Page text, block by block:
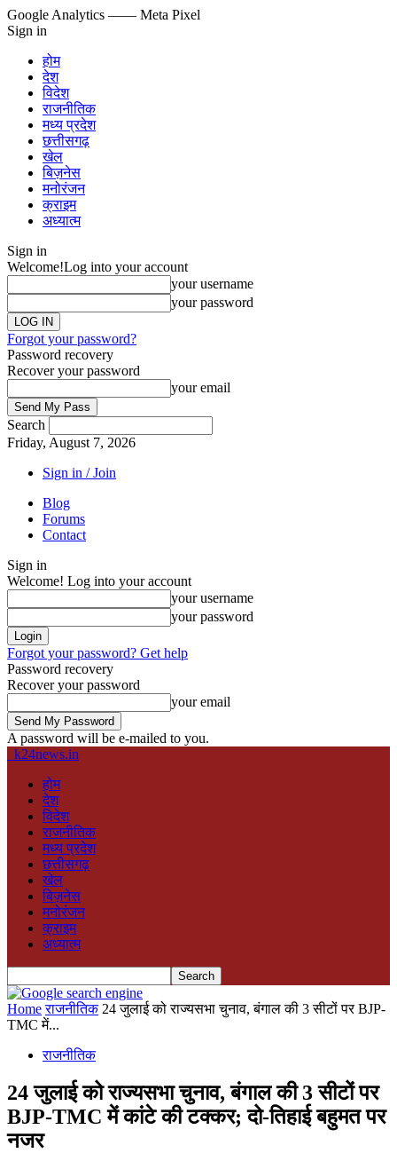
Google Analytics —— Meta Pixel
Sign in
होम
देश
विदेश
राजनीतिक
मध्य प्रदेश
छत्तीसगढ़
खेल
बिज़नेस
मनोरंजन
क्राइम
अध्यात्म
Sign in
Welcome!Log into your account
your username
your password
Forgot your password?
Password recovery
Recover your password
your email
Search
Friday, August 7, 2026
Sign in / Join
Blog
Forums
Contact
Sign in
Welcome! Log into your account
your username
your password
Forgot your password? Get help
Password recovery
Recover your password
your email
A password will be e-mailed to you.
k24news.in
होम
देश
विदेश
राजनीतिक
मध्य प्रदेश
छत्तीसगढ़
खेल
बिज़नेस
मनोरंजन
क्राइम
अध्यात्म
Home राजनीतिक 24 जुलाई को राज्यसभा चुनाव, बंगाल की 3 सीटों पर BJP-
TMC में...
राजनीतिक
24 जुलाई को राज्यसभा चुनाव, बंगाल की 3 सीटों पर
BJP-TMC में कांटे की टक्कर; दो-तिहाई बहुमत पर
नजर